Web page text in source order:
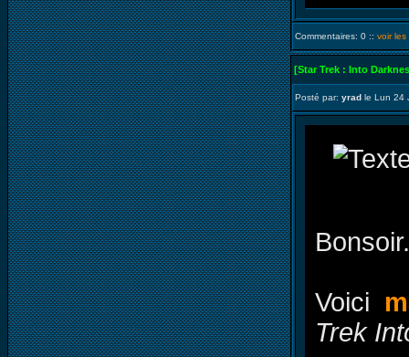
Commentaires: 0 :: voir les
[Star Trek : Into
Posté par: yrad le Lun 24
Voici
Trek